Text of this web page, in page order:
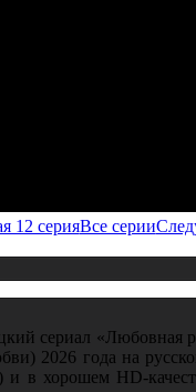
12 серияВсе серии
сериал «Любовная
2026 года на
и в хорошем HD-